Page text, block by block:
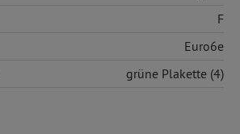
F
Euro6e
grüne Plakette (4)